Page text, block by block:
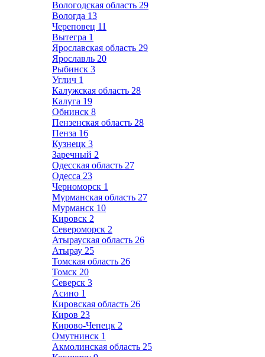
Вологодская область 29
Вологда 13
Череповец 11
Вытегра 1
Ярославская область 29
Ярославль 20
Рыбинск 3
Углич 1
Калужская область 28
Калуга 19
Обнинск 8
Пензенская область 28
Пенза 16
Кузнецк 3
Заречный 2
Одесская область 27
Одесса 23
Черноморск 1
Мурманская область 27
Мурманск 10
Кировск 2
Североморск 2
Атырауская область 26
Атырау 25
Томская область 26
Томск 20
Северск 3
Асино 1
Кировская область 26
Киров 23
Кирово-Чепецк 2
Омутнинск 1
Акмолинская область 25